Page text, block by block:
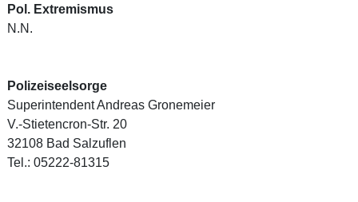
Pol. Extremismus
N.N.
Polizeiseelsorge
Superintendent Andreas Gronemeier
V.-Stietencron-Str. 20
32108 Bad Salzuflen
Tel.: 05222-81315